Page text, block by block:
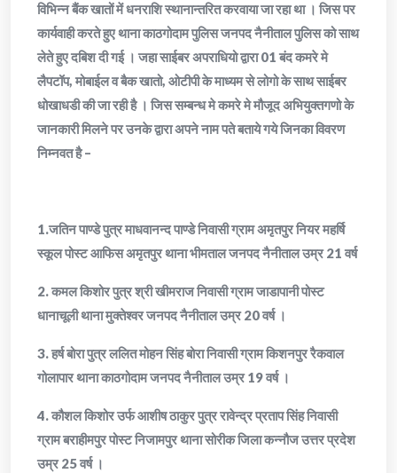
विभिन्न बैंक खातों में धनराशि स्थानान्तरित करवाया जा रहा था । जिस पर
कार्यवाही करते हुए थाना काठगोदाम पुलिस जनपद नैनीताल पुलिस को साथ
लेते हुए दबिश दी गई । जहा साईबर अपराधियो द्वारा 01 बंद कमरे मे
लैपटॉप, मोबाईल व बैक खातो, ओटीपी के माध्यम से लोगो के साथ साईबर
धोखाधडी की जा रही है । जिस सम्बन्ध मे कमरे मे मौजूद अभियुक्तगणो के
जानकारी मिलने पर उनके द्वारा अपने नाम पते बताये गये जिनका विवरण
निम्नवत है –
1.जतिन पाण्डे पुत्र माधवानन्द पाण्डे निवासी ग्राम अमृतपुर नियर महर्षि
स्कूल पोस्ट आफिस अमृतपुर थाना भीमताल जनपद नैनीताल उम्र 21 वर्ष
2. कमल किशोर पुत्र श्री खीमराज निवासी ग्राम जाडापानी पोस्ट
धानाचूली थाना मुक्तेश्वर जनपद नैनीताल उम्र 20 वर्ष ।
3. हर्ष बोरा पुत्र ललित मोहन सिंह बोरा निवासी ग्राम किशनपुर रैकवाल
गोलापार थाना काठगोदाम जनपद नैनीताल उम्र 19 वर्ष ।
4. कौशल किशोर उर्फ आशीष ठाकुर पुत्र रावेन्द्र प्रताप सिंह निवासी
ग्राम बराहीमपुर पोस्ट निजामपुर थाना सोरीक जिला कन्नौज उत्तर प्रदेश
उम्र 25 वर्ष ।